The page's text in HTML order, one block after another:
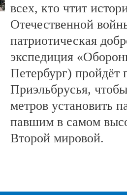
всех, кто чтит
Отечественной
патриотическая
экспедиция
Петербург) пройдёт
Приэльбрусья,
метров установить
павшим в самом
Второй мировой.